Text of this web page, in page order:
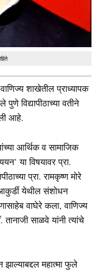
वाणिज्य शाखेतील प्राध्यापक
पुणे विद्यापीठाच्या वतीने
आहे.
आर्थिक व सामाजिक
या विषयावर प्रा.
प्रा. रामकृष्ण मोरे
आकुर्डी येथील संशोधन
वाघेरे कला, वाणिज्य
तानाजी साळवे यांनी त्यांचे
झाल्याबद्दल महात्मा फुले